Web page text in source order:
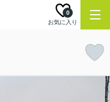
お気に入り
0